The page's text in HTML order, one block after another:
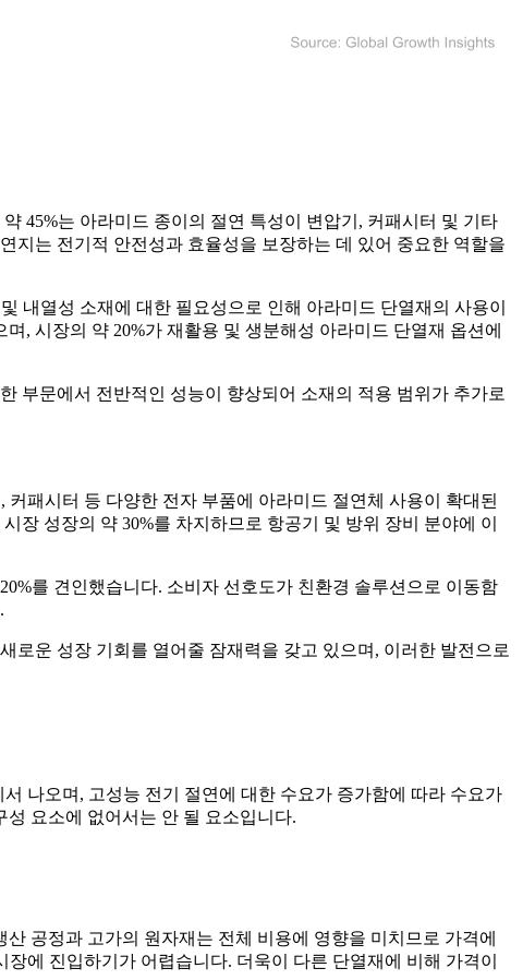
45%는 아라미드 종이의 절연 특성이 변압기, 커패시터 및 기타
지는 전기적 안전성과 효율성을 보장하는 데 있어 중요한 역할을
내열성 소재에 대한 필요성으로 인해 아라미드 단열재의 사용이
, 시장의 약 20%가 재활용 및 생분해성 아라미드 단열재 옵션에
부문에서 전반적인 성능이 향상되어 소재의 적용 범위가 추가로
패시터 등 다양한 전자 부품에 아라미드 절연체 사용이 확대된
성장의 약 30%를 차지하므로 항공기 및 방위 장비 분야에 이
를 견인했습니다. 소비자 선호도가 친환경 솔루션으로 이동함
로운 성장 기회를 열어줄 잠재력을 갖고 있으며, 이러한 발전으로
나오며, 고성능 전기 절연에 대한 수요가 증가함에 따라 수요가
요소에 없어서는 안 될 요소입니다.
공정과 고가의 원자재는 전체 비용에 영향을 미치므로 가격에
에 진입하기가 어렵습니다. 더욱이 다른 단열재에 비해 가격이